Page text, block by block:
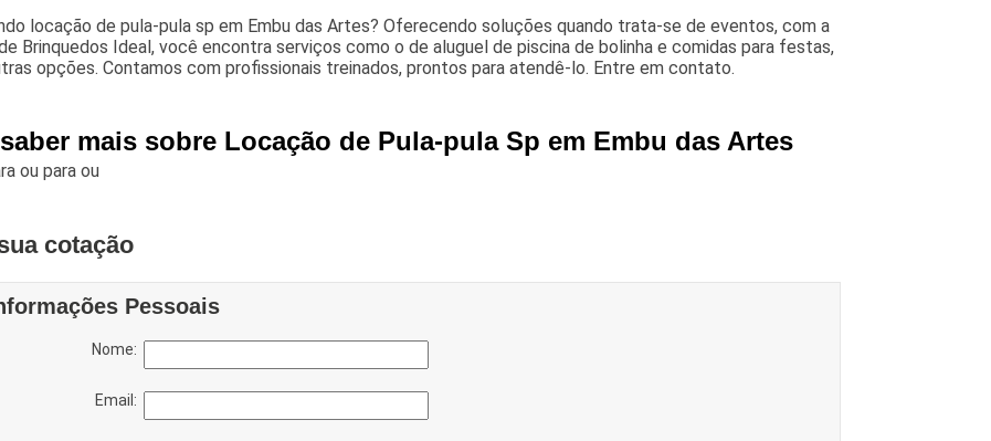
locação de pula-pula sp em Embu das Artes? Oferecendo soluções quando trata-se de eventos, com a
Brinquedos Ideal, você encontra serviços como o de aluguel de piscina de bolinha e comidas para festas,
opções. Contamos com profissionais treinados, prontos para atendê-lo. Entre em contato.
mais sobre Locação de Pula-pula Sp em Embu das Artes
ou paraou
cotação
Pessoais
Nome:
Email: